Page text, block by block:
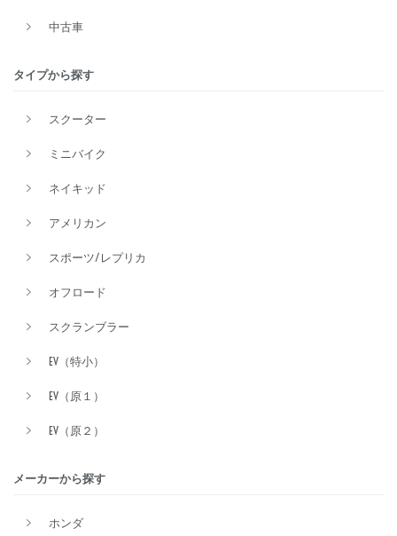
中古車
タイプから探す
スクーター
ミニバイク
ネイキッド
アメリカン
スポーツ/レプリカ
オフロード
スクランブラー
EV（特小）
EV（原１）
EV（原２）
メーカーから探す
ホンダ
メーカー
価格